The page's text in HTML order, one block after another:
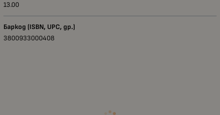
13.00
Баркод (ISBN, UPC, др.)
3800933000408